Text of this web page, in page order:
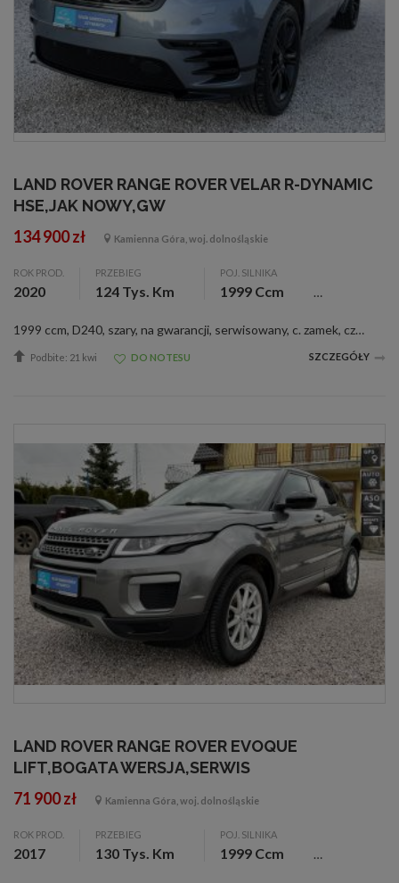
LAND ROVER RANGE ROVER VELAR R-DYNAMIC
HSE,JAK NOWY,GW
134 900 zł Kamienna Góra, woj. dolnośląskie
ROK PROD.
2020
PRZEBIEG
124 Tys. Km
POJ. SILNIKA
1999 Ccm
1999 ccm, D240, szary, na gwarancji, serwisowany, c. zamek, czujnik deszczu, el. reg. lusterka, wspom. kier., &lt;b&gt;Witam Państwa&lt;\/b&gt; Do sprzedania posiadamy sprowadzonego &lt;b&gt;Land Rovera Range Rovera Velara w wersji R-Dynamic&lt;\/b&g...
Podbite: 21 kwi DO NOTESU SZCZEGÓŁY
LAND ROVER RANGE ROVER EVOQUE
LIFT,BOGATA WERSJA,SERWIS
71 900 zł Kamienna Góra, woj. dolnośląskie
ROK PROD.
2017
PRZEBIEG
130 Tys. Km
POJ. SILNIKA
1999 Ccm